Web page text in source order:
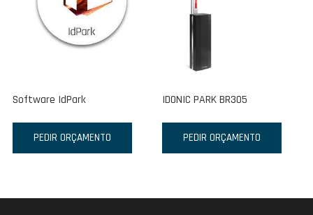
Software IdPark
PEDIR ORÇAMENTO
IDONIC PARK BR305
PEDIR ORÇAMENTO